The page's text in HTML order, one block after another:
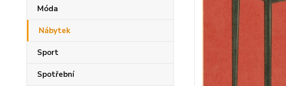
Móda
Nábytek
Sport
Spotřební